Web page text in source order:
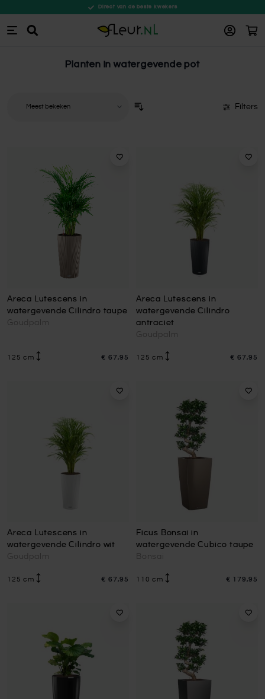
Direct van de beste kwekers
Zoeken
Planten in watergevende pot
Filters
Areca Lutescens in
watergevende Cilindro taupe
Goudpalm
125 cm € 67,95
Areca Lutescens in
watergevende Cilindro
antraciet
Goudpalm
125 cm € 67,95
Areca Lutescens in
watergevende Cilindro wit
Goudpalm
125 cm € 67,95
Ficus Bonsai in
watergevende Cubico taupe
Bonsai
110 cm € 179,95